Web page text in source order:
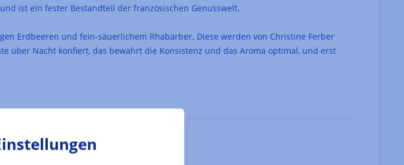
ist ein fester Bestandteil der französischen Genusswelt.
Erdbeeren und fein-säuerlichem Rhabarber. Diese werden von Christine Ferber
über Nacht konfiert, das bewahrt die Konsistenz und das Aroma optimal, und erst